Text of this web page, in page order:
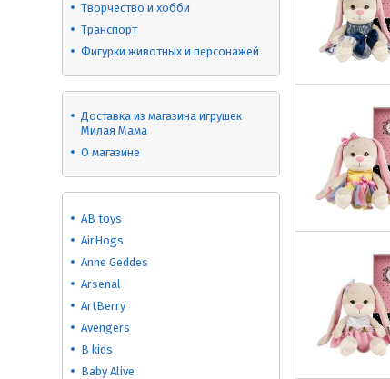
Творчество и хобби
Транспорт
Фигурки животных и персонажей
Доставка из магазина игрушек
Милая Мама
О магазине
AB toys
AirHogs
Anne Geddes
Arsenal
ArtBerry
Avengers
B kids
Baby Alive